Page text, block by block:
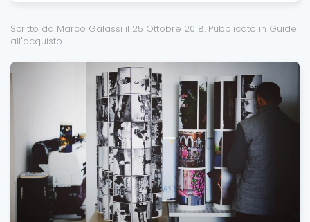
Scritto da Marco Galassi il 25 Ottobre 2018. Pubblicato in Guide
all'acquisto.